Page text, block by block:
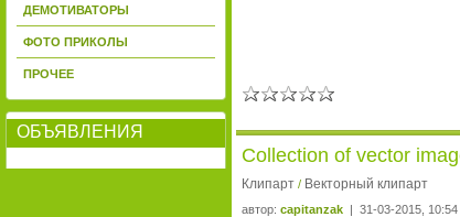
ДЕМОТИВАТОРЫ
ФОТО ПРИКОЛЫ
ПРОЧЕЕ
ОБЪЯВЛЕНИЯ
Collection of vector
Клипарт / Векторный клипарт
автор: capitanzak | 31-03-2015,